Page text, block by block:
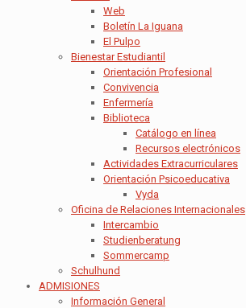
Web
Boletín La Iguana
El Pulpo
Bienestar Estudiantil
Orientación Profesional
Convivencia
Enfermería
Biblioteca
Catálogo en línea
Recursos electrónicos
Actividades Extracurriculares
Orientación Psicoeducativa
Vyda
Oficina de Relaciones Internacionales
Intercambio
Studienberatung
Sommercamp
Schulhund
ADMISIONES
Información General